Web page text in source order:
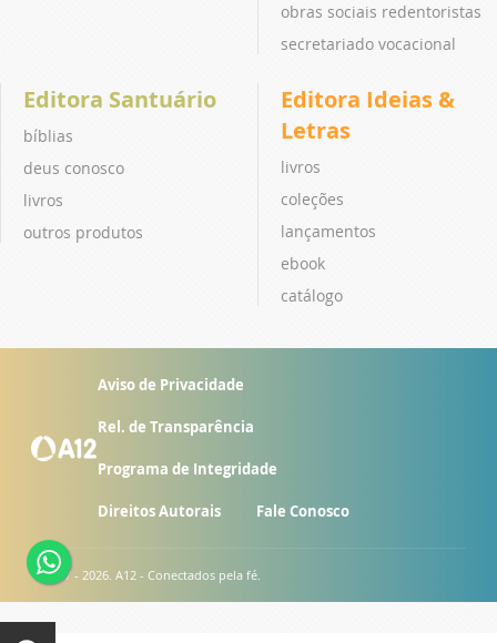
obras sociais redentoristas
secretariado vocacional
Editora Santuário
bíblias
deus conosco
livros
outros produtos
Editora Ideias &
Letras
livros
coleções
lançamentos
ebook
catálogo
Aviso de Privacidade
Rel. de Transparência
Programa de Integridade
Direitos Autorais Fale Conosco
© 2007 - 2026. A12 - Conectados pela fé.